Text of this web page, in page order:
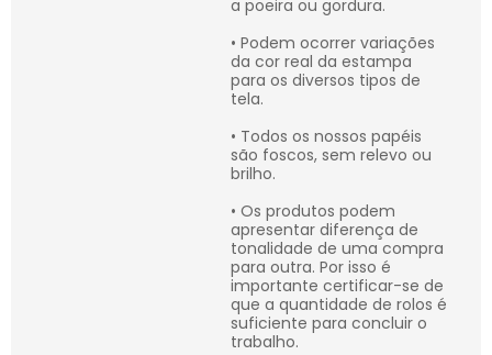
a poeira ou gordura.
• Podem ocorrer variações
da cor real da estampa
para os diversos tipos de
tela.
• Todos os nossos papéis
são foscos, sem relevo ou
brilho.
• Os produtos podem
apresentar diferença de
tonalidade de uma compra
para outra. Por isso é
importante certificar-se de
que a quantidade de rolos é
suficiente para concluir o
trabalho.